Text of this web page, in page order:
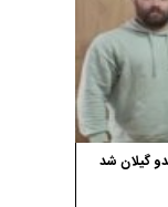
گیلان شد